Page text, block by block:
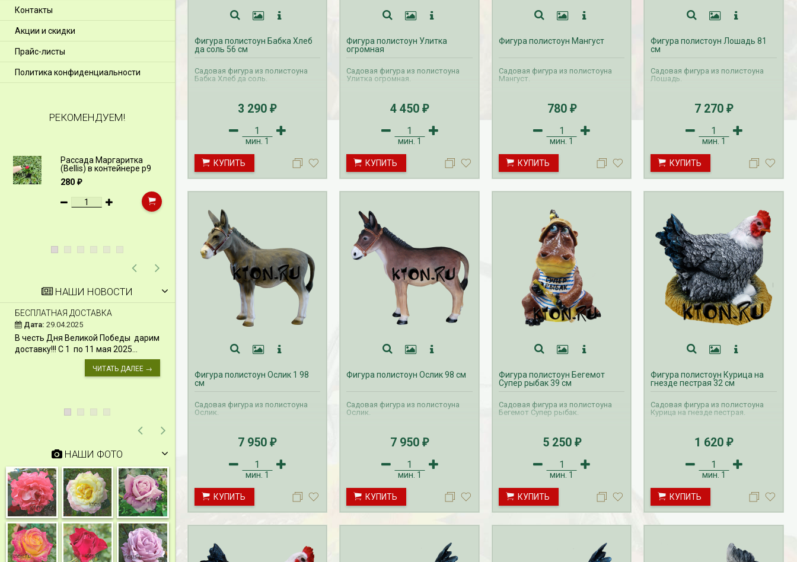
Контакты
Акции и скидки
Прайс-листы
Политика конфиденциальности
РЕКОМЕНДУЕМ!
Рассада Маргаритка
(Bellis) в контейнере p9
280₽
Рассада Незабудка
(Myosotis) в контейнере
340₽
Рассада Колокольчик
карпатский (Campanula
Рассада Земляника
декоративная в кашпо
800₽
Рассада Торения
от 380 до 920
НАШИ НОВОСТИ
БЕСПЛАТНАЯ ДОСТАВКА
Дата: 29.04.2025
В честь Дня Великой Победы дарим
доставку!!! С 1 по 11 мая 2025...
ЧИТАТЬ ДАЛЕЕ →
СКИДКИ 15 % НА ДУГИ, ЗАБОРЫ,
ШПАЛЕРЫ И ДР.
Скидки 15% !!! При заказе товаров на
сумму от 1000 руб. с 16 марта по 31
БЕСПЛАТНАЯ ДОСТАВКА
29.02.2024
марта дарим доставку!!! С 1 марта по
ЧИТАТЬ ДАЛЕЕ →
БЕСПЛАТНАЯ ДОСТАВКА
Дата: 18.10.2023
ноября 2023 года успейте оформить
ЧИТАТЬ ДАЛЕЕ →
НАШИ ФОТО
Фигура полистоун Бабка Хлеб
да соль 56 см
Садовая фигура из полистоуна
Бабка Хлеб да соль.
3 290₽
мин. 1
КУПИТЬ
Фигура полистоун Улитка
огромная
Садовая фигура из полистоуна
Улитка огромная.
4 450₽
мин. 1
КУПИТЬ
Фигура полистоун Мангуст
Садовая фигура из полистоуна
Мангуст.
780 ₽
мин. 1
КУПИТЬ
Фигура полистоун Лошадь 81
см
Садовая фигура из полистоуна
Лошадь.
7 270₽
мин. 1
КУПИТЬ
Фигура полистоун Ослик 1 98
см
Садовая фигура из полистоуна
Ослик.
7 950₽
мин. 1
КУПИТЬ
Фигура полистоун Ослик 98 см
Садовая фигура из полистоуна
Ослик.
7 950₽
мин. 1
КУПИТЬ
Фигура полистоун Бегемот
Супер рыбак 39 см
Садовая фигура из полистоуна
Бегемот Супер рыбак.
5 250 ₽
мин. 1
КУПИТЬ
Фигура полистоун Курица на
гнезде пестрая 32 см
Садовая фигура из полистоуна
Курица на гнезде пестрая.
1 620₽
мин. 1
КУПИТЬ